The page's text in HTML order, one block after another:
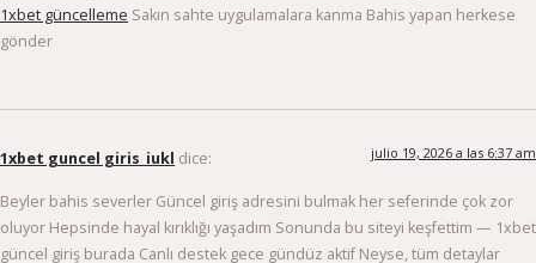
1xbet güncelleme Sakın sahte uygulamalara kanma Bahis yapan herkese
gönder
1xbet guncel giris_iukl dice: julio 19, 2026 a las 6:37 am
Beyler bahis severler Güncel giriş adresini bulmak her seferinde çok zor
oluyor Hepsinde hayal kırıklığı yaşadım Sonunda bu siteyi keşfettim — 1xbet
güncel giriş burada Canlı destek gece gündüz aktif Neyse, tüm detaylar